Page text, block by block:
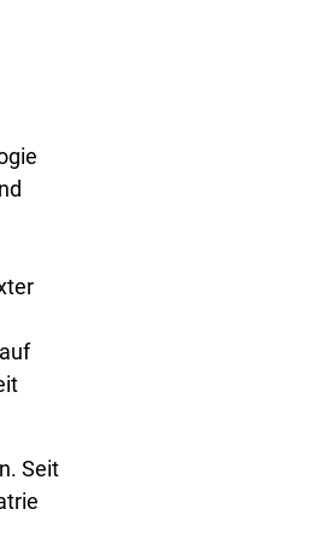
Seit